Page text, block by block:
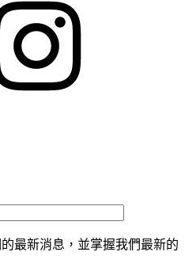
最新消息，並掌握我們最新的